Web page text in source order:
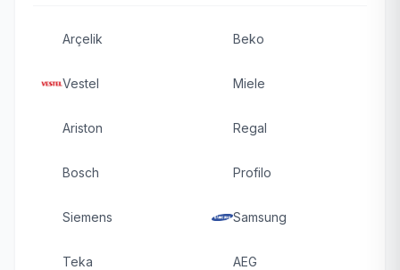
Arçelik Beko
Vestel Miele
Ariston Regal
Bosch Profilo
Siemens Samsung
Teka AEG